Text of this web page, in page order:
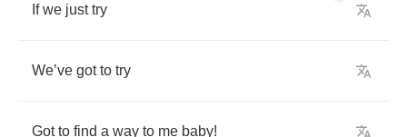
If we just try
We’ve got to try
Got to find a way to me baby!